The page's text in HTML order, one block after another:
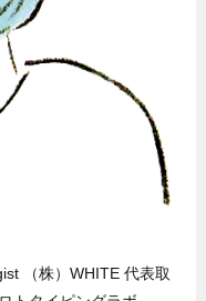
（株）WHITE 代表取